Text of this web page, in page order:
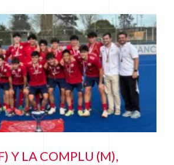
Y LA COMPLU (M),